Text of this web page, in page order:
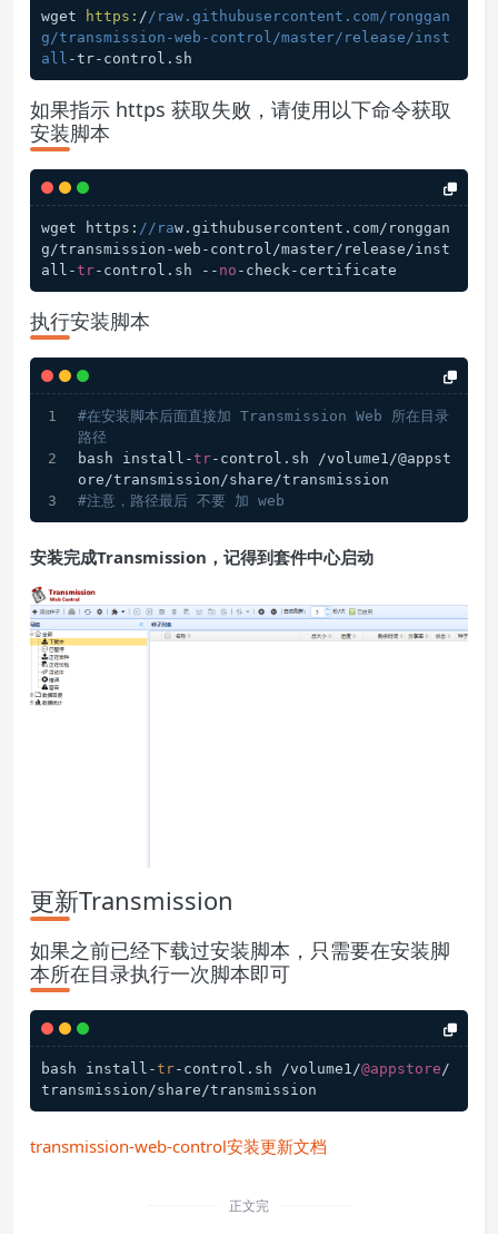
wget https: / /raw.githubusercontent.com/ronggan
g /transmission-web-control/master/release/inst
all
如果指示 https 获取失败，请使用以下命令获取
安装脚本
wget https: //raw.githubusercontent.com/ronggan
g/transmission-web-control/master/release/inst
all-tr-control.sh -- no
执行安装脚本
#在安装脚本后面直接加 Transmission Web 所在目录
路径
bash install-tr-control.sh /volume1/@appst
ore/transmission/share/transmission
#注意，路径最后 不要 加 web
安装完成Transmission，记得到套件中心启动
更新Transmission
如果之前已经下载过安装脚本，只需要在安装脚
本所在目录执行一次脚本即可
bash install-tr-control .sh /volume1/@appstore /
transmission-web-control安装更新文档
正文完